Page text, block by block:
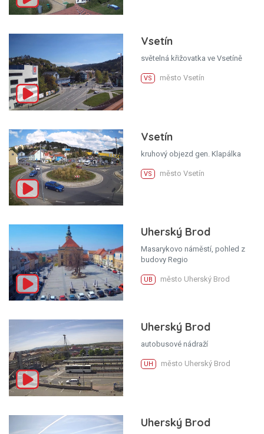
Vsetín
světelná křižovatka ve Vsetíně
VS město Vsetín
Vsetín
kruhový objezd gen. Klapálka
VS město Vsetín
Uherský Brod
Masarykovo náměstí, pohled z
budovy Regio
UB město Uherský Brod
Uherský Brod
autobusové nádraží
UH město Uherský Brod
Uherský Brod